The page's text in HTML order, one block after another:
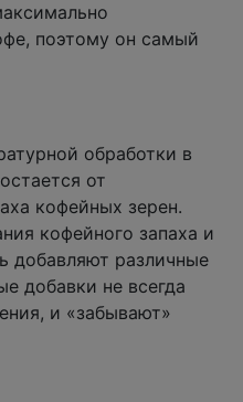
поэтому он самый
обработки в
от
кофейных зерен.
кофейного запаха и
добавляют различные
добавки не всегда
и «забывают»